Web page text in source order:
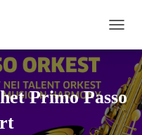
O
L
E
N
A
Primo Passo